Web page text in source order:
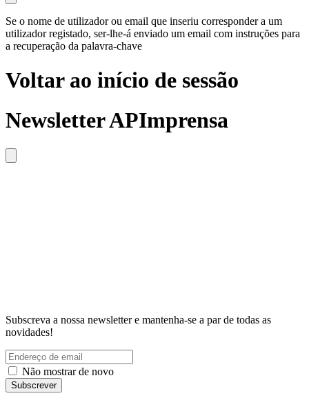
Se o nome de utilizador ou email que inseriu corresponder a um
utilizador registado, ser-lhe-á enviado um email com instruções para
a recuperação da palavra-chave
Voltar ao início de sessão
Newsletter APImprensa
Subscreva a nossa newsletter e mantenha-se a par de todas as
novidades!
Não mostrar de novo
Subscrever